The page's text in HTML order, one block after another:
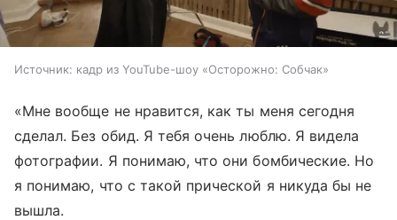
Источник: кадр из YouTube-шоу «Осторожно: Собчак»
«Мне вообще не нравится, как ты меня сегодня
сделал. Без обид. Я тебя очень люблю. Я видела
фотографии. Я понимаю, что они бомбические. Но
я понимаю, что с такой прической я никуда бы не
вышла.